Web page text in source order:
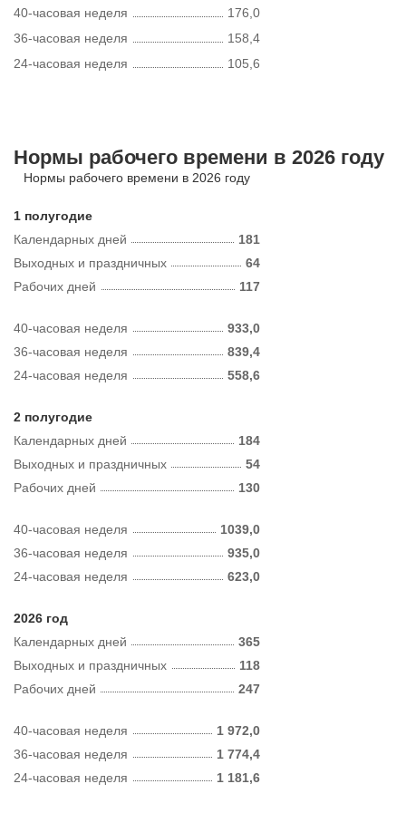
40-часовая неделя
176,0
36-часовая неделя
158,4
24-часовая неделя
105,6
Нормы рабочего времени в 2026 году
Нормы рабочего времени в 2026 году
1 полугодие
Календарных дней
181
Рабочих дней 117
Выходных и праздничных 64
40-часовая неделя
933,0
36-часовая неделя
839,4
24-часовая неделя
558,6
2 полугодие
Календарных дней
184
Рабочих дней 130
Выходных и праздничных 54
40-часовая неделя
1039,0
36-часовая неделя
935,0
24-часовая неделя
623,0
2026 год
Календарных дней
365
Рабочих дней 247
Выходных и праздничных 118
40-часовая неделя
1 972,0
36-часовая неделя
1 774,4
24-часовая неделя
1 181,6